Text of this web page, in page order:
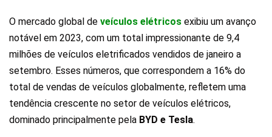
O mercado global de veículos elétricos exibiu um avanço
notável em 2023, com um total impressionante de 9,4
milhões de veículos eletrificados vendidos de janeiro a
setembro. Esses números, que correspondem a 16% do
total de vendas de veículos globalmente, refletem uma
tendência crescente no setor de veículos elétricos,
dominado principalmente pela BYD e Tesla.